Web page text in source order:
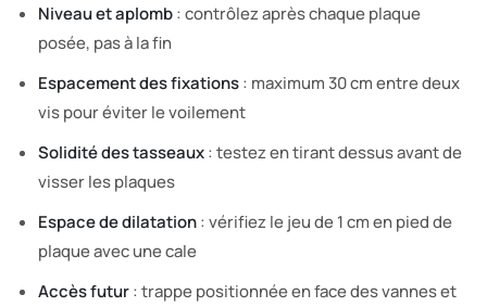
Niveau et aplomb: contrôlez après chaque plaque
posée, pas à la fin
Espacement des fixations: maximum 30 cm entre deux
vis pour éviter le voilement
Solidité des tasseaux: testez en tirant dessus avant de
visser les plaques
Espace de dilatation: vérifiez le jeu de 1 cm en pied de
plaque avec une cale
Accès futur: trappe positionnée en face des vannes et